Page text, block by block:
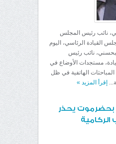
نائب رئيس المجلس
القيادة الرئاسي، اليوم
نائب رئيس
مستجدات الأوضاع في
الهاتفية في ظل
إقرأ المزيد »
بحضرموت يحذر